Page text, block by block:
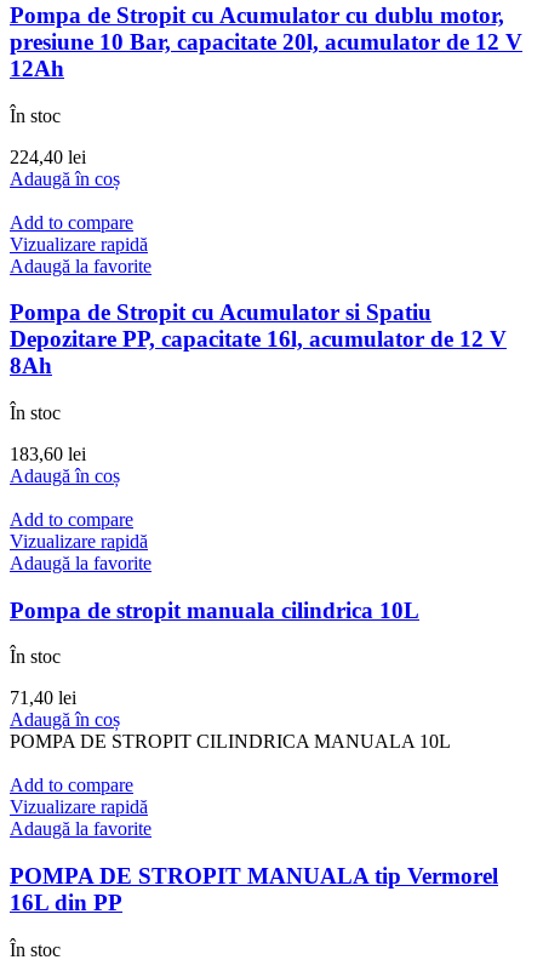
Pompa de Stropit cu Acumulator cu dublu motor,
presiune 10 Bar, capacitate 20l, acumulator de 12 V
12Ah
În stoc
224,40 lei
Adaugă în coș
Add to compare
Vizualizare rapidă
Adaugă la favorite
Pompa de Stropit cu Acumulator si Spatiu
Depozitare PP, capacitate 16l, acumulator de 12 V
8Ah
În stoc
183,60 lei
Adaugă în coș
Add to compare
Vizualizare rapidă
Adaugă la favorite
Pompa de stropit manuala cilindrica 10L
În stoc
71,40 lei
Adaugă în coș
POMPA DE STROPIT CILINDRICA MANUALA 10L
Add to compare
Vizualizare rapidă
Adaugă la favorite
POMPA DE STROPIT MANUALA tip Vermorel
16L din PP
În stoc